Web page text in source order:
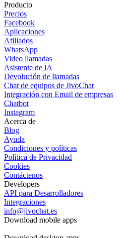
Producto
Precios
Facebook
Aplicaciones
Afiliados
WhatsApp
Video llamadas
Asistente de IA
Devolución de llamadas
Chat de equipos de JivoChat
Integración con Email de empresas
Chatbot
Instagram
Acerca de
Blog
Ayuda
Condiciones y políticas
Política de Privacidad
Cookies
Contáctenos
Developers
API para Desarrolladores
Integraciones
info@jivochat.es
Download mobile apps